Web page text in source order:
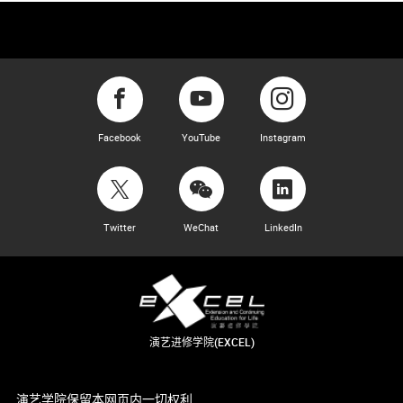
Facebook YouTube Instagram
Twitter WeChat LinkedIn
演艺进修学院(EXCEL)
演艺学院保留本网页内一切权利